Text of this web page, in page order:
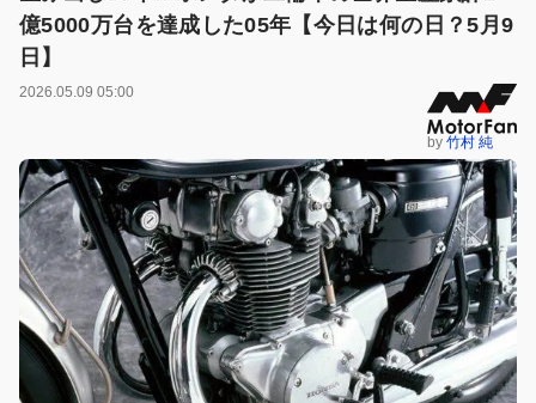
億5000万台を達成した05年【今日は何の日？5月9
日】
2026.05.09 05:00
by 竹村 純